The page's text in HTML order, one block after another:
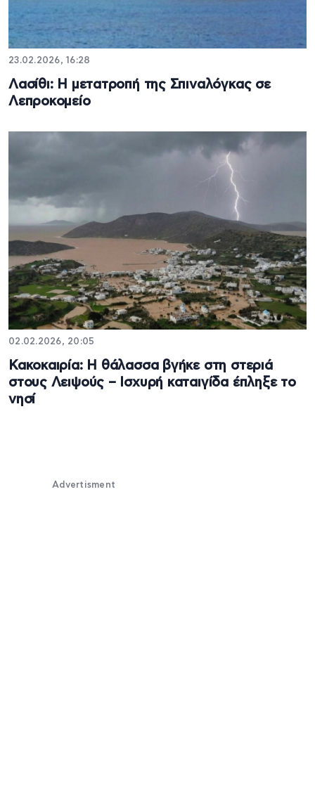
23.02.2026, 16:28
Λασίθι: Η μετατροπή της Σπιναλόγκας σε
Λεπροκομείο
02.02.2026, 20:05
Κακοκαιρία: Η θάλασσα βγήκε στη στεριά
στους Λειψούς – Ισχυρή καταιγίδα έπληξε το
νησί
Advertisment